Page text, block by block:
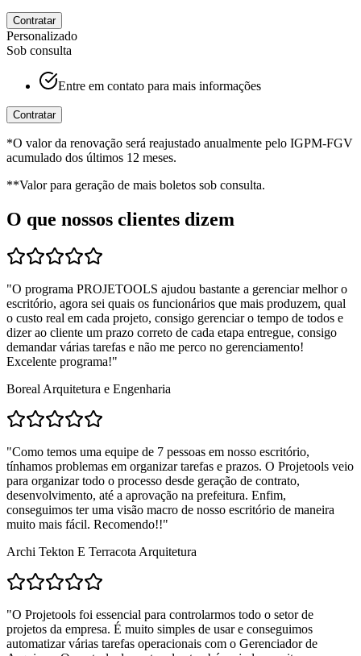
Contratar
Personalizado
Sob consulta
Entre em contato para mais informações
Contratar
*O valor da renovação será reajustado anualmente pelo IGPM-FGV
acumulado dos últimos 12 meses.
**Valor para geração de mais boletos sob consulta.
O que nossos clientes dizem
"O programa PROJETOOLS ajudou bastante a gerenciar melhor o
escritório, agora sei quais os funcionários que mais produzem, qual
o custo real em cada projeto, consigo gerenciar o tempo de todos e
dizer ao cliente um prazo correto de cada etapa entregue, consigo
demandar várias tarefas e não me perco no gerenciamento!
Excelente programa!"
Boreal Arquitetura e Engenharia
"Como temos uma equipe de 7 pessoas em nosso escritório,
tínhamos problemas em organizar tarefas e prazos. O Projetools veio
para organizar todo o processo desde geração de contrato,
desenvolvimento, até a aprovação na prefeitura. Enfim,
conseguimos ter uma visão macro de nosso escritório de maneira
muito mais fácil. Recomendo!!"
Archi Tekton E Terracota Arquitetura
"O Projetools foi essencial para controlarmos todo o setor de
projetos da empresa. É muito simples de usar e conseguimos
automatizar várias tarefas operacionais com o Gerenciador de